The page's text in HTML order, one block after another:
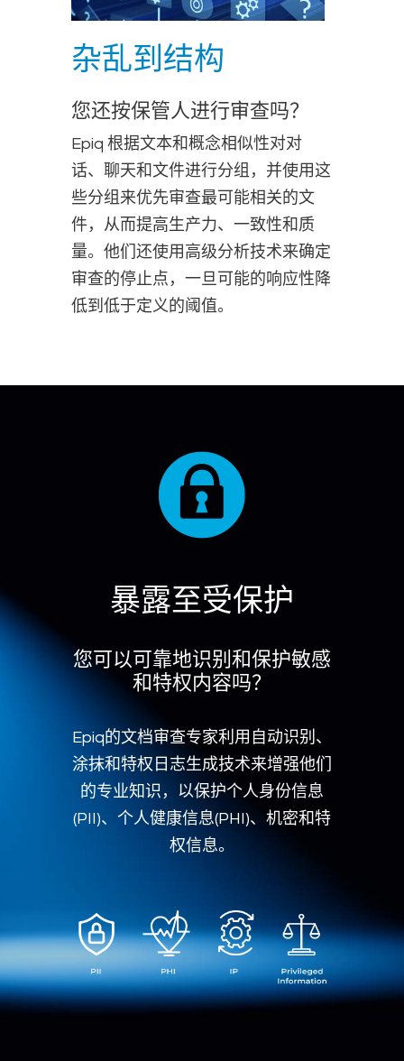
杂乱到结构
您还按保管人进行审查吗？
Epiq 根据文本和概念相似性对对
话、聊天和文件进行分组，并使用这
些分组来优先审查最可能相关的文
件，从而提高生产力、一致性和质
量。他们还使用高级分析技术来确定
审查的停止点，一旦可能的响应性降
低到低于定义的阈值。
暴露至受保护
您可以可靠地识别和保护敏感
和特权内容吗？
Epiq的文档审查专家利用自动识别、
涂抹和特权日志生成技术来增强他们
的专业知识，以保护个人身份信息
(PII)、个人健康信息(PHI)、机密和特
权信息。